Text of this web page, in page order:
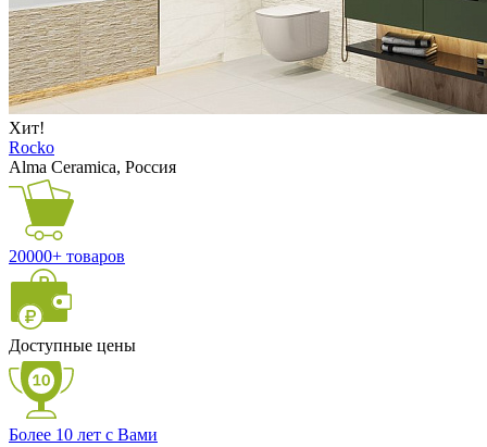
Хит!
Rocko
Alma Ceramica, Россия
20000+ товаров
Доступные цены
Более 10 лет с Вами